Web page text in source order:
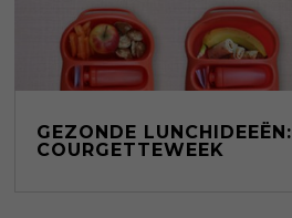
GEZONDE LUNCHIDEEËN:
COURGETTEWEEK